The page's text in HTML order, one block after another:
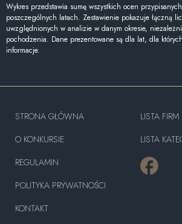
Wykres przedstawia sumę wszystkich ocen
poszczególnych latach. Zestawienie pokazuje łączną
uwzględnionych w analizie w danym okresie,
pochodzenia. Dane prezentowane są dla lat, dla
informacje.
STRONA GŁÓWNA
O KONKURSIE
REGULAMIN
POLITYKA PRYWATNOŚCI
KONTAKT
LISTA FIRM
LISTA